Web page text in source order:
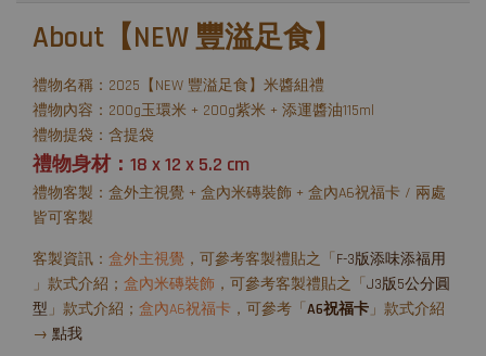
About【NEW 豐溢足食】
禮物名稱：2025【NEW 豐溢足食】米醬組禮
禮物內容：200g玉環米 + 200g紫米 + 添運醬油115ml
禮物提袋：含提袋
禮物身材：18 x 12 x 5.2 cm
禮物客製：盒外主視覺 + 盒內米磚裝飾 + 盒內A6祝福卡 / 兩處
皆可客製
客製資訊： 盒外主視覺 ，可參考客製禮貼之「 F-3版添味添福用
」款式介紹； 盒內米磚裝飾 ，可參考客製禮貼之「 J3版5公分圓
型」款式介紹； 盒內A6祝福卡 ，可參考「 A6祝福卡」款式介紹
→ 點我